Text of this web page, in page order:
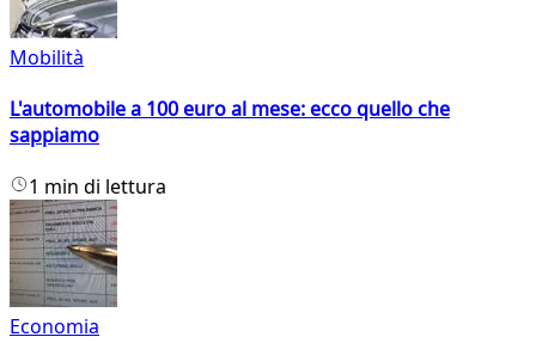
Mobilità
L'automobile a 100 euro al mese: ecco quello che
sappiamo
1 min di lettura
Economia